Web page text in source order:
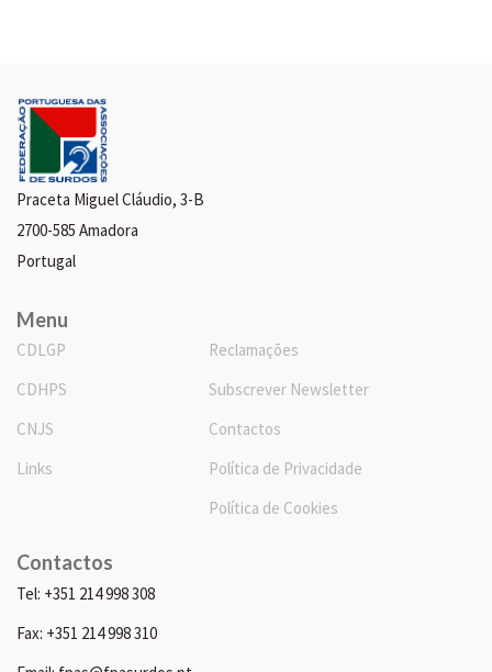
Praceta Miguel Cláudio, 3-B
2700-585 Amadora
Portugal
Menu
CDLGP
CDHPS
CNJS
Links
Reclamações
Subscrever Newsletter
Contactos
Política de Privacidade
Política de Cookies
Contactos
Tel: +351 214 998 308
Fax: +351 214 998 310